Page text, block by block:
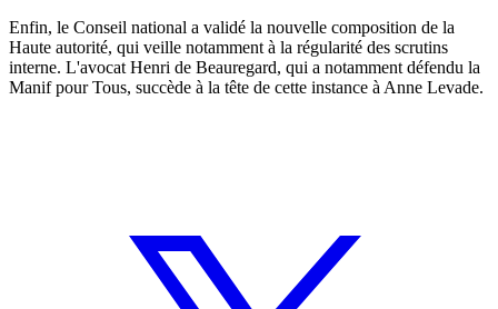
Enfin, le Conseil national a validé la nouvelle composition de la
Haute autorité, qui veille notamment à la régularité des scrutins
interne. L'avocat Henri de Beauregard, qui a notamment défendu la
Manif pour Tous, succède à la tête de cette instance à Anne Levade.